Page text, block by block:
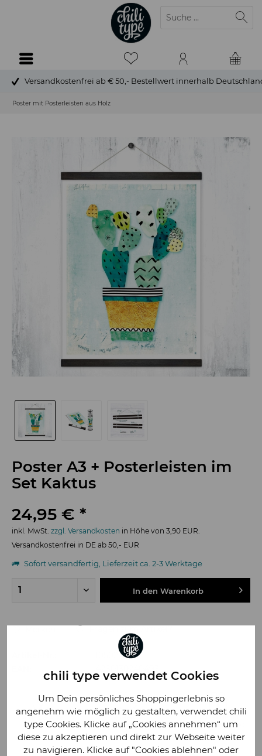
chili type verwendet Cookies
Um Dein persönliches Shoppingerlebnis so
angenehm wie möglich zu gestalten, verwendet chili
type Cookies. Klicke auf „Cookies annehmen“ um
diese zu akzeptieren und direkt zur Webseite weiter
zu navigieren. Klicke auf "Cookies ablehnen" oder
Versandkostenfrei ab € 50,- Bestellwert innerhalb
Poster mit Posterleisten aus Holz
Poster A3 + Posterleisten im
Set Kaktus
24,95 € *
inkl. MwSt. zzgl. Versandkosten in Höhe von 3,90 EUR.
Versandkostenfrei in DE ab 50,- EUR
Sofort versandfertig, Lieferzeit ca. 2-3 Werktage
In den Warenkorb
Fragen zum Artikel?
105024